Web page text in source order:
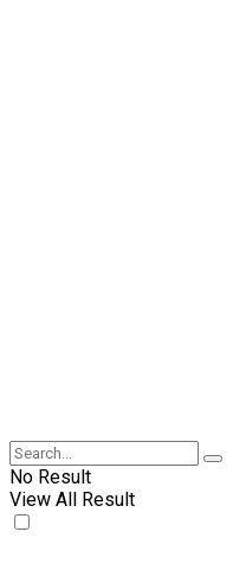
No Result
View All Result